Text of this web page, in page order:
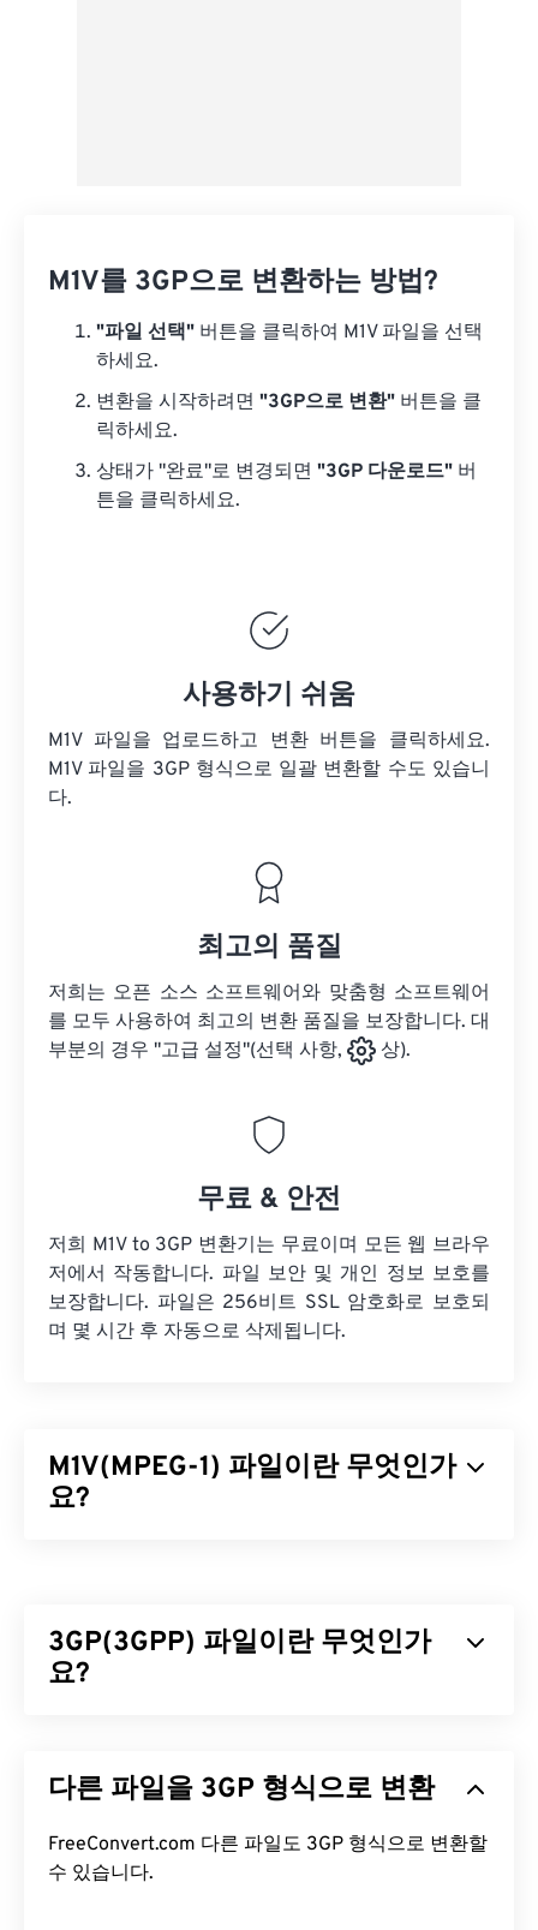
M1V를 3GP으로 변환하는 방법?
"파일 선택" 버튼을 클릭하여 M1V 파일을 선택
하세요.
변환을 시작하려면 "3GP으로 변환" 버튼을 클
릭하세요.
상태가 "완료"로 변경되면 "3GP 다운로드" 버
튼을 클릭하세요.
사용하기 쉬움
M1V 파일을 업로드하고 변환 버튼을 클릭하세요.
M1V 파일을 3GP 형식으로 일괄 변환할 수도 있습니
다.
최고의 품질
저희는 오픈 소스 소프트웨어와 맞춤형 소프트웨어
를 모두 사용하여 최고의 변환 품질을 보장합니다. 대
부분의 경우 "고급 설정"(선택 사항,
상).
무료 & 안전
저희 M1V to 3GP 변환기는 무료이며 모든 웹 브라우
저에서 작동합니다. 파일 보안 및 개인 정보 보호를
보장합니다. 파일은 256비트 SSL 암호화로 보호되
며 몇 시간 후 자동으로 삭제됩니다.
M1V(MPEG-1) 파일이란 무엇인가
요?
설계되었습니다. 손실 압축을 사용하는 모든 형식 중
에서 M1V는 플레이어, 소프트웨어 및 하드웨어와 가
M1V 파일을 열 때는 VLC 미디어 플레이어를사용하
는 것이 가장 좋습니다. 이 미디어 플레이어는
Windows, Mac OS X, Linux, Unix 등 다양한 운영 체
3GP(3GPP) 파일이란 무엇인가
요?
된 멀티미디어 컨테이너 포맷으로,GSM (Global
바일용 기술이므로, 3GP 포맷을 사용하면 UMTS 네
트워크의 휴대폰에서 고속 무선 연결을 통해 미디어
다른 파일을 3GP 형식으로 변환
FreeConvert.com 다른 파일도 3GP 형식으로 변환할
수 있습니다.